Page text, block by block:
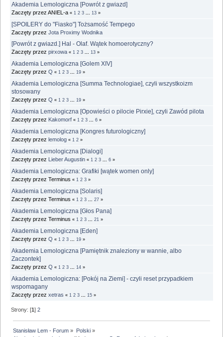
Akademia Lemologiczna [Powrót z gwiazd]
Zaczęty przez ANIEL-a « 1 2 3 13 »
[SPOILERY do "Fiasko"] Tożsamość Tempego
Zaczęty przez Jota Proximy Wodnika
[Powrót z gwiazd.] Hal - Olaf. Wątek homoerotyczny?
Zaczęty przez pirxowa « 1 2 3 13 »
Akademia Lemologiczna [Golem XIV]
Zaczęty przez Q « 1 2 3 19 »
Akademia Lemologiczna [Summa Technologiae], czyli wszystkoizm
stosowany
Zaczęty przez Q « 1 2 3 19 »
Akademia Lemologiczna [Opowieści o pilocie Pirxie], czyli Zawód pilota
Zaczęty przez Kakomorf « 1 2 3 6 »
Akademia Lemologiczna [Kongres futurologiczny]
Zaczęty przez lemolog « 1 2 »
Akademia Lemologiczna [Dialogi]
Zaczęty przez Lieber Augustin « 1 2 3 6 »
Akademia Lemologiczna: Grafiki [wątek women only]
Zaczęty przez Terminus « 1 2 3 »
Akademia Lemologiczna [Solaris]
Zaczęty przez Terminus « 1 2 3 27 »
Akademia Lemologiczna [Głos Pana]
Zaczęty przez Terminus « 1 2 3 21 »
Akademia Lemologiczna [Eden]
Zaczęty przez Q « 1 2 3 19 »
Akademia Lemologiczna [Pamiętnik znaleziony w wannie, albo
Zaczontek]
Zaczęty przez Q « 1 2 3 14 »
Akademia Lemologiczna: [Pokój na Ziemi] - czyli reset przypadkiem
wspomagany
Zaczęty przez xetras « 1 2 3 15 »
Strony: [1]2
Stanisław Lem - Forum » Polski»